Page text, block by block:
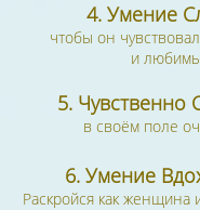
4. Умение
чтобы он
и
5. Чувственно
в своём поле
6. Умение
Раскройся как женщина